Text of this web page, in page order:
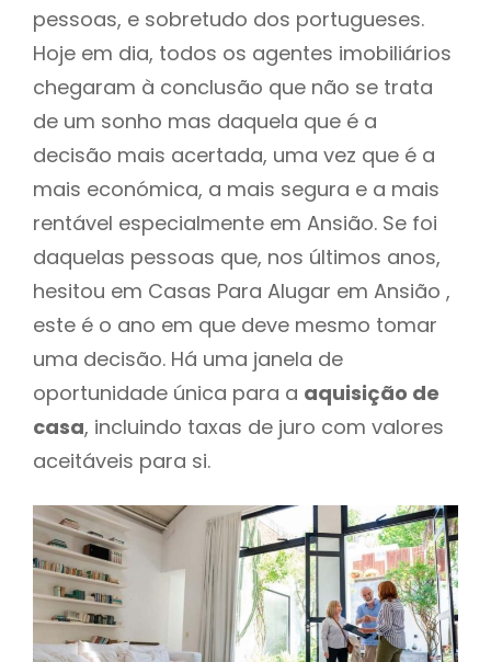
pessoas, e sobretudo dos portugueses.
Hoje em dia, todos os agentes imobiliários
chegaram à conclusão que não se trata
de um sonho mas daquela que é a
decisão mais acertada, uma vez que é a
mais económica, a mais segura e a mais
rentável especialmente em Ansião. Se foi
daquelas pessoas que, nos últimos anos,
hesitou em Casas Para Alugar em Ansião ,
este é o ano em que deve mesmo tomar
uma decisão. Há uma janela de
oportunidade única para a aquisição de
casa, incluindo taxas de juro com valores
aceitáveis para si.